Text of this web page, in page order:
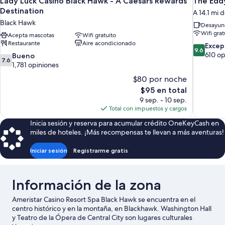
Destination
Black Hawk
Acepta mascotas
Wifi gratuito
Restaurante
Aire acondicionado
7.6
de
7.6 Bueno
1,781 opiniones
$80 por noche
El
precio
actual
es
de
$95
$95 en total
9 sep. - 10 sep.
Total con impuestos y cargos
A 14.1 mi
Wifi
9.6
de
9.6
610
Inicia sesión y reserva para acumular crédito OneKeyCash en
miles de hoteles. ¡Más recompensas te llevan a más aventuras!
Iniciar sesión Registrarme gratis
Información de la zona
Ameristar Casino Resort Spa Black Hawk se encuentra en el
centro histórico y en la montaña, en Blackhawk. Washington Hall
y Teatro de la Ópera de Central City son lugares culturales